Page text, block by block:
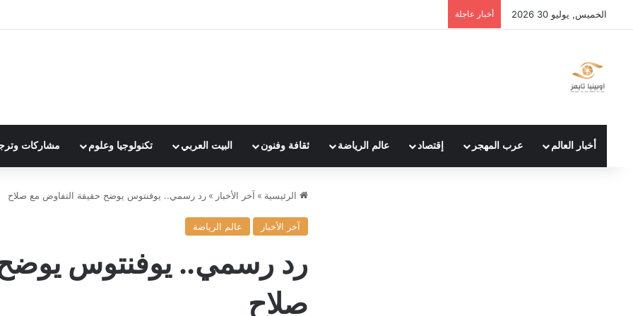
الخميس, يوليو 30 2026 أخبار عاجلة
أخبار العالم عرب المهجر إقتصاد عالم الرياضة ثقافة وفنون البيت العربي تكنولوجيا وعلوم مشاركات
الرئيسية » آخر الأخبار » رد رسمي.. يوفنتوس يوضح حقيقة التفاوض مع صلاح
آخر الأخبار عالم الرياضة
رد رسمي.. يوفنتوس
صلاح